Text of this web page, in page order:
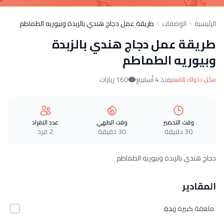
الرئيسية الوصفات طريقة عمل دجاج هندي بالزبدة وبيوريه الطماطم
طريقة عمل دجاج هندي بالزبدة
وبيوريه الطماطم
سجّل دخولك للتقييممنذ 4 أسابيع 160 زيارات
وقت التحضير
30 دقيقة
وقت الطهي
30 دقيقة
عدد الافراد
2 فرد
دجاج هندي بالزبدة وبيوريه الطماطم
المقادير
ملعقة كبيرةزبدة